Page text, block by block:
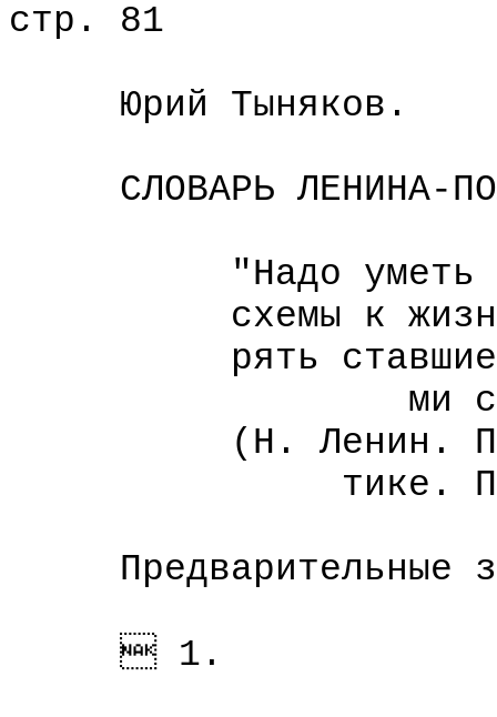
стр. 81
Юрий Тыняков.
СЛОВАРЬ ЛЕНИНА-
"Надо уметь
схемы к жизни,
рять ставшие
ми
(Н. Ленин.
тике.
Предварительные
 1.